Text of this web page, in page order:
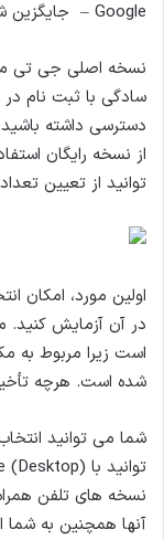
Google – جایگزین شده است.
نسخه اصلی جی تی
سادگی با ثبت نام
دسترسی داشته
از نسخه رایگان
توانید از تعیین
در آن آزمایش کنید.
است زیرا مربوط به
شده است. هرچه
شما می توانید
نسخه های تلفن
آنها همچنین به شما